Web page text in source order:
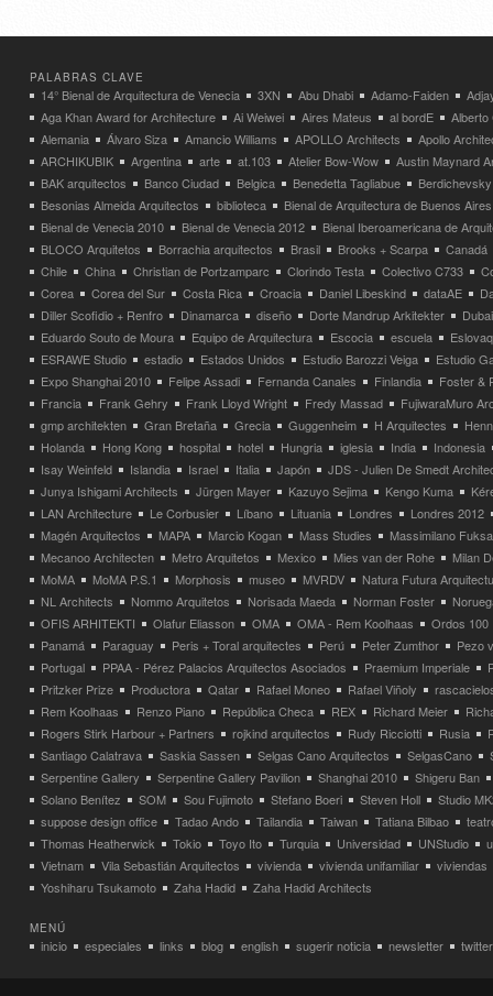
PALABRAS CLAVE
14° Bienal de Arquitectura de Venecia 3XN Abu Dhabi Adamo-Faiden
Aga Khan Award for Architecture
Ai Weiwei Aires Mateus al bordE
Alberto
Alemania
Álvaro Siza Amancio Williams APOLLO Architects
Apollo
ARCHIKUBIK
Argentina arte at.103 Atelier Bow-Wow
Austin Maynard
BAK arquitectos
Banco Ciudad Belgica Benedetta Tagliabue
Besonias Almeida Arquitectos
biblioteca
Bienal de Arquitectura de Buenos Aires
Bienal de Venecia 2010
Bienal de Venecia 2012
Bienal Iberoamericana de
BLOCO Arquitetos
Borrachia arquitectos Brasil Brooks + Scarpa
Canadá
Chile
China Christian de Portzamparc Clorindo Testa Colectivo C733
Corea
Corea del Sur Costa Rica Croacia Daniel Libeskind dataAE
Diller Scofidio + Renfro
Dinamarca diseño Dorte Mandrup Arkitekter
Dubai
Eduardo Souto de Moura
Equipo de Arquitectura Escocia escuela
ESRAWE Studio
estadio Estados Unidos Estudio Barozzi Veiga
Estudio
Expo Shanghai 2010
Felipe Assadi Fernanda Canales Finlandia
Foster &
Francia
Frank Gehry Frank Lloyd Wright Fredy Massad
FujiwaraMuro
gmp architekten
Gran Bretaña Grecia Guggenheim H Arquitectes
Holanda
Hong Kong hospital hotel Hungria iglesia India
Indonesia
Isay Weinfeld
Islandia Israel Italia Japón
JDS - Julien De Smedt
Junya Ishigami Architects
Jürgen Mayer Kazuyo Sejima Kengo Kuma
LAN Architecture
Le Corbusier Líbano Lituania Londres
Londres 2012
Magén Arquitectos
MAPA Marcio Kogan Mass Studies
Massimilano
Mecanoo Architecten
Metro Arquitetos Mexico Mies van der Rohe
Milan
MoMA
MoMA P.S.1 Morphosis museo MVRDV
Natura Futura
NL Architects
Nommo Arquitetos Norisada Maeda Norman Foster
OFIS ARHITEKTI
Olafur Eliasson OMA OMA - Rem Koolhaas
Ordos 100
Panamá
Paraguay Peris + Toral arquitectes Perú Peter Zumthor
Pezo
Portugal
PPAA - Pérez Palacios Arquitectos Asociados Praemium Imperiale
Pritzker Prize
Productora Qatar Rafael Moneo Rafael Viñoly
Rem Koolhaas
Renzo Piano República Checa REX Richard Meier
Rogers Stirk Harbour + Partners
rojkind arquitectos Rudy Ricciotti Rusia
Santiago Calatrava
Saskia Sassen Selgas Cano Arquitectos SelgasCano
Serpentine Gallery
Serpentine Gallery Pavilion Shanghai 2010
Shigeru Ban
Solano Benítez
SOM Sou Fujimoto Stefano Boeri Steven Holl
Studio
suppose design office
Tadao Ando Tailandia Taiwan Tatiana Bilbao
Thomas Heatherwick
Tokio Toyo Ito Turquia Universidad UNStudio
Vietnam
Vila Sebastián Arquitectos vivienda vivienda unifamiliar
viviendas
Yoshiharu Tsukamoto
Zaha Hadid Zaha Hadid Architects
MENÚ
inicio especiales links blog english sugerir noticia newsletter twitter